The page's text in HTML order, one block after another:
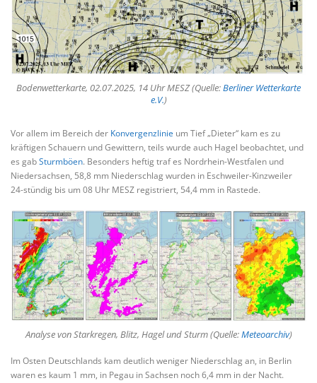
Bodenwetterkarte, 02.07.2025, 14 Uhr MESZ (Quelle:Berliner Wetterkarte
e.V.)
Vor allem im Bereich der Konvergenzlinie um Tief „Dieter“ kam es zu
kräftigen Schauern und Gewittern, teils wurde auch Hagel beobachtet, und
es gabSturmböen. Besonders heftig traf es Nordrhein-Westfalen und
Niedersachsen, 58,8 mm Niederschlag wurden in Eschweiler-Kinzweiler
24-stündig bis um 08 Uhr MESZ registriert, 54,4 mm in Rastede.
Analyse von Starkregen, Blitz, Hagel und Sturm (Quelle:Meteoarchiv)
Im Osten Deutschlands kam deutlich weniger Niederschlag an, in Berlin
waren es kaum 1 mm, in Pegau in Sachsen noch 6,4 mm in der Nacht.